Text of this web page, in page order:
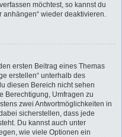
möchtest, so kannst du
anhängen“ wieder deaktivieren.
ersten Beitrag eines Themas
erstellen“ unterhalb des
diesen Bereich nicht sehen
Berechtigung, Umfragen zu
zwei Antwortmöglichkeiten in
sicherstellen, dass jede
Du kannst auch unter
wie viele Optionen ein